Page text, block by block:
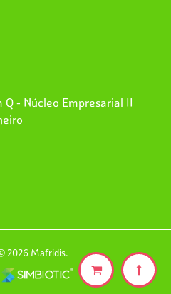
Q - Núcleo Empresarial II
2026 Mafridis.